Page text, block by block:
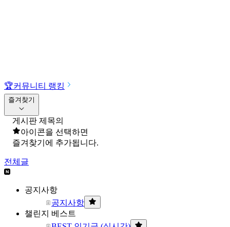
🏆커뮤니티 랭킹
즐겨찾기
게시판 제목의
아이콘을 선택하면
즐겨찾기에 추가됩니다.
전체글
공지사항
공지사항
챌린지 베스트